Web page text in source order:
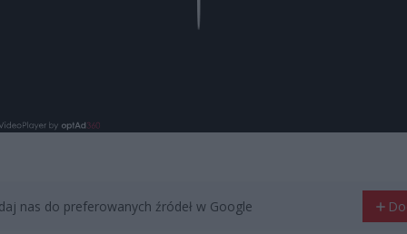
nas do preferowanych źródeł w Google